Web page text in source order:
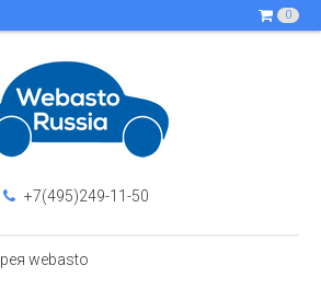
0
+7(495)249-11-50
webasto